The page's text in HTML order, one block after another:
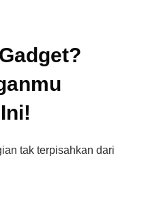
tak terpisahkan dari